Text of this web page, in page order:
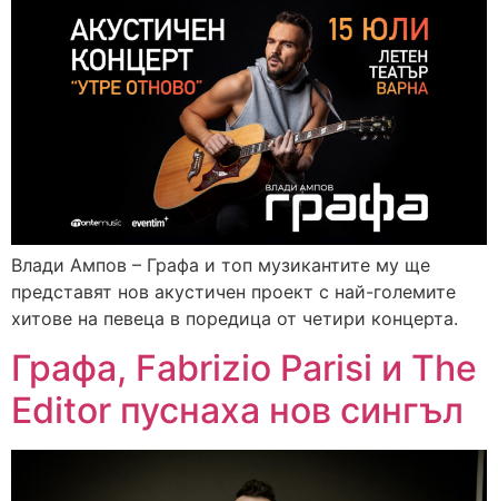
Влади Ампов – Графа и топ музикантите му ще
представят нов акустичен проект с най-големите
хитове на певеца в поредица от четири концерта.
Графа, Fabrizio Parisi и The
Editor пуснаха нов сингъл